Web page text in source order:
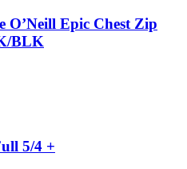
O’Neill Epic Chest Zip
BLK
5/4 +